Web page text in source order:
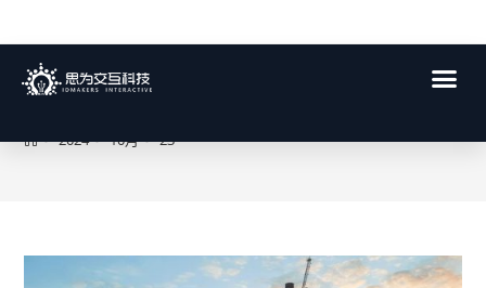
每日存档:2024年 10月 23日
> 2024 > 10月 > 23